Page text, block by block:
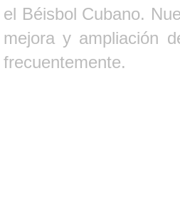
el Béisbol Cubano.
mejora y ampliación
frecuentemente.